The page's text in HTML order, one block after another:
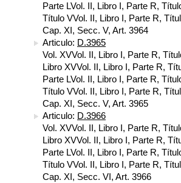
Parte LVol. II, Libro I, Parte R,
Título VVol. II, Libro I, Parte R,
Cap. XI, Secc. V, Art. 3964
Articulo: D.3965
Vol. XVVol. II, Libro I, Parte R,
Libro XVVol. II, Libro I, Parte R,
Parte LVol. II, Libro I, Parte R,
Título VVol. II, Libro I, Parte R,
Cap. XI, Secc. V, Art. 3965
Articulo: D.3966
Vol. XVVol. II, Libro I, Parte R,
Libro XVVol. II, Libro I, Parte R,
Parte LVol. II, Libro I, Parte R,
Título VVol. II, Libro I, Parte R,
Cap. XI, Secc. VI, Art. 3966